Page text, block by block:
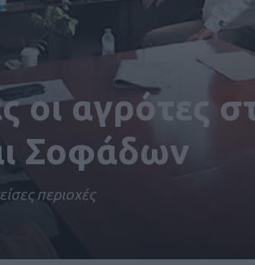
οι αγρότες
Σοφάδων
περιοχές